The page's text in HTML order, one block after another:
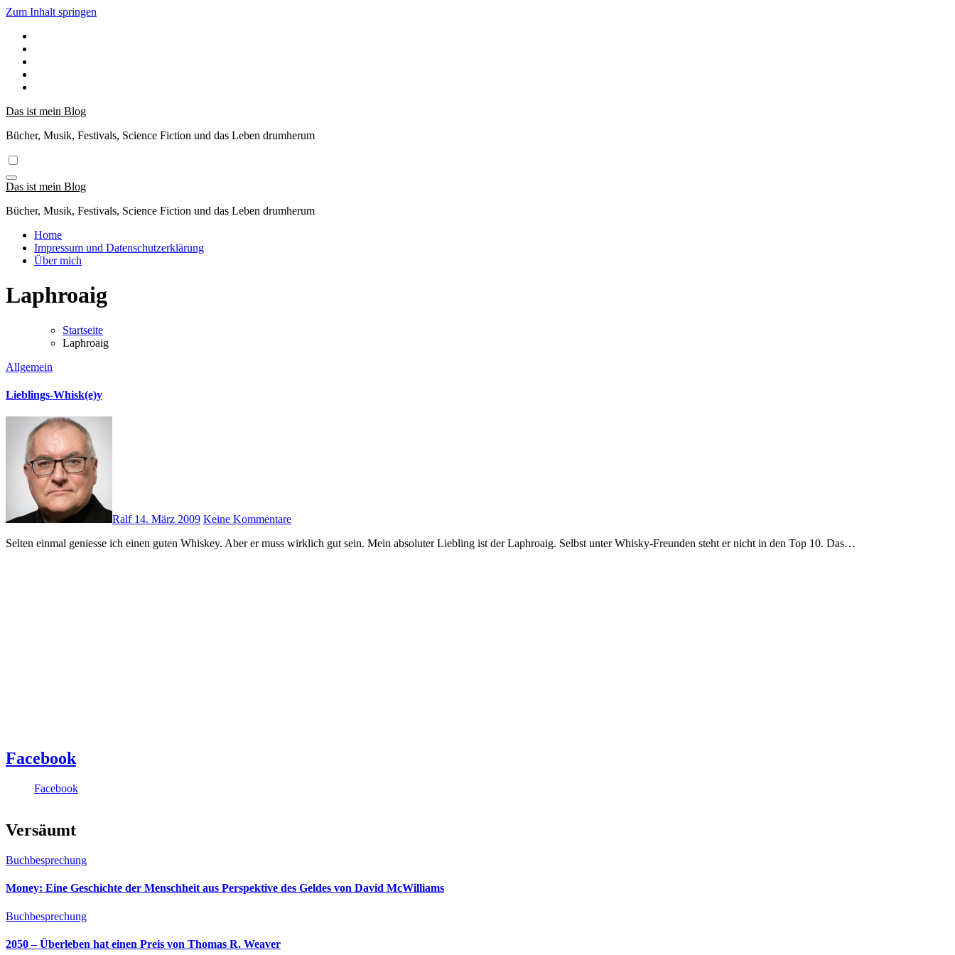
Zum Inhalt springen
Das ist mein Blog
Bücher, Musik, Festivals, Science Fiction und das Leben drumherum
Das ist mein Blog
Bücher, Musik, Festivals, Science Fiction und das Leben drumherum
Home
Impressum und Datenschutzerklärung
Über mich
Laphroaig
Startseite
Laphroaig
Allgemein
Lieblings-Whisk(e)y
Ralf 14. März 2009 Keine Kommentare
Selten einmal geniesse ich einen guten Whiskey. Aber er muss wirklich gut sein. Mein absoluter Liebling ist der Laphroaig. Selbst unter Whisky-Freunden steht er nicht in den Top 10. Das…
Facebook
Facebook
Versäumt
Buchbesprechung
Money: Eine Geschichte der Menschheit aus Perspektive des Geldes von David McWilliams
Buchbesprechung
2050 – Überleben hat einen Preis von Thomas R. Weaver